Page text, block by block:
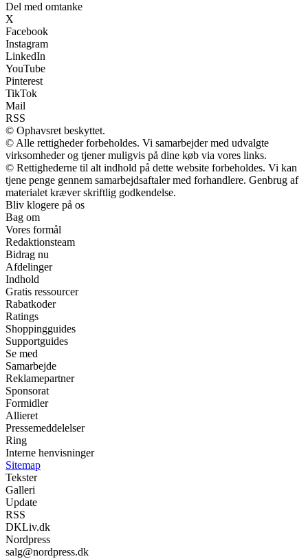
Del med omtanke
X
Facebook
Instagram
LinkedIn
YouTube
Pinterest
TikTok
Mail
RSS
© Ophavsret beskyttet.
© Alle rettigheder forbeholdes. Vi samarbejder med udvalgte
virksomheder og tjener muligvis på dine køb via vores links.
© Rettighederne til alt indhold på dette website forbeholdes. Vi kan
tjene penge gennem samarbejdsaftaler med forhandlere. Genbrug af
materialet kræver skriftlig godkendelse.
Bliv klogere på os
Bag om
Vores formål
Redaktionsteam
Bidrag nu
Afdelinger
Indhold
Gratis ressourcer
Rabatkoder
Ratings
Shoppingguides
Supportguides
Se med
Samarbejde
Reklamepartner
Sponsorat
Formidler
Allieret
Pressemeddelelser
Ring
Interne henvisninger
Sitemap
Tekster
Galleri
Update
RSS
DKLiv.dk
Nordpress
salg@nordpress.dk